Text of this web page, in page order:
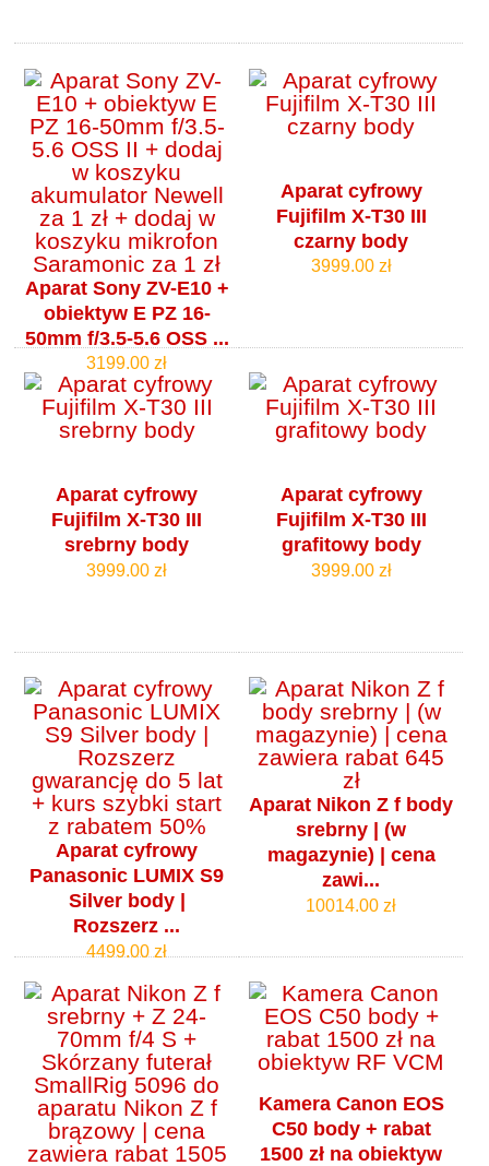
Aparat Sony ZV-E10 +
obiektyw E PZ 16-
50mm f/3.5-5.6 OSS ...
3199.00 zł
Aparat cyfrowy
Fujifilm X-T30 III
czarny body
3999.00 zł
Aparat cyfrowy
Fujifilm X-T30 III
srebrny body
3999.00 zł
Aparat cyfrowy
Fujifilm X-T30 III
grafitowy body
3999.00 zł
Aparat cyfrowy
Panasonic LUMIX S9
Silver body |
Rozszerz ...
4499.00 zł
Aparat Nikon Z f body
srebrny | (w
magazynie) | cena
zawi...
10014.00 zł
Kamera Canon EOS
C50 body + rabat
1500 zł na obiektyw